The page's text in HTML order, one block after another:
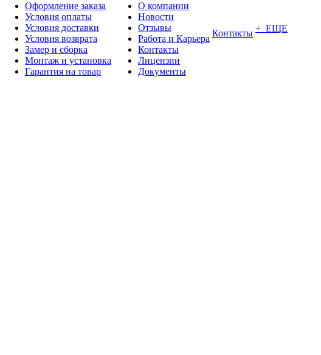
Оформление заказа
Условия оплаты
Условия доставки
Условия возврата
Замер и сборка
Монтаж и установка
Гарантия на товар
О компании
Новости
Отзывы
Работа и Карьера
Контакты
Лицензии
Документы
Контакты + ЕЩЕ